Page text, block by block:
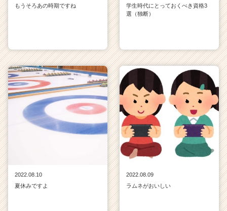
もうそろあの時期ですね
学生時代にとっておくべき資格3
選（独断）
2022.08.10
夏休みですよ
2022.08.09
ラムネがおいしい